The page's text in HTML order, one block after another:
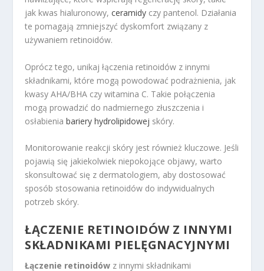
jak kwas hialuronowy,ceramidy czy pantenol. Działania
te pomagają zmniejszyć dyskomfort związany z
używaniem retinoidów.
Oprócz tego, unikaj łączenia retinoidów z innymi
składnikami, które mogą powodować podrażnienia, jak
kwasy AHA/BHA czy witamina C. Takie połączenia
mogą prowadzić do nadmiernego złuszczenia i
osłabieniabariery hydrolipidowej skóry.
Monitorowanie reakcji skóry jest również kluczowe. Jeśli
pojawią się jakiekolwiek niepokojące objawy, warto
skonsultować się z dermatologiem, aby dostosować
sposób stosowania retinoidów do indywidualnych
potrzeb skóry.
ŁĄCZENIE RETINOIDÓW Z INNYMI
SKŁADNIKAMI PIELĘGNACYJNYMI
Łączenie retinoidów z innymi składnikami